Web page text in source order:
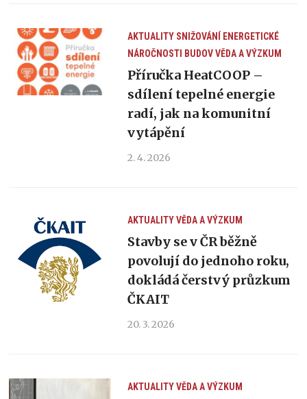
AKTUALITY SNIŽOVÁNÍ ENERGETICKÉ
NÁROČNOSTI BUDOVVĚDA A VÝZKUM
Příručka HeatCOOP –
sdílení tepelné energie
radí, jak na komunitní
vytápění
2. 4. 2026
AKTUALITYVĚDA A VÝZKUM
Stavby se v ČR běžně
povolují do jednoho roku,
dokládá čerstvý průzkum
ČKAIT
20. 3. 2026
AKTUALITYVĚDA A VÝZKUM